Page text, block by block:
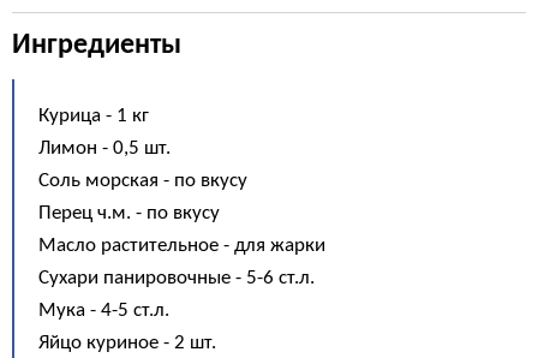
Ингредиенты
Курица - 1 кг
Лимон - 0,5 шт.
Соль морская - по вкусу
Перец ч.м. - по вкусу
Масло растительное - для жарки
Сухари панировочные - 5-6 ст.л.
Мука - 4-5 ст.л.
Яйцо куриное - 2 шт.